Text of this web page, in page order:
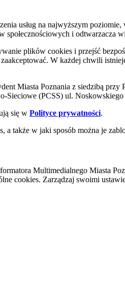
usług na najwyższym
społecznościowych i odtwarzacza
plików cookies i przejść
W każdej chwili
Miasta Poznania z siedzibą
Sieciowe (PCSS) ul. Noskowskiego
się w Polityce prywatności.
a także w jaki sposób można je
Multimedialnego Miasta
cookies. Zarządzaj swoimi